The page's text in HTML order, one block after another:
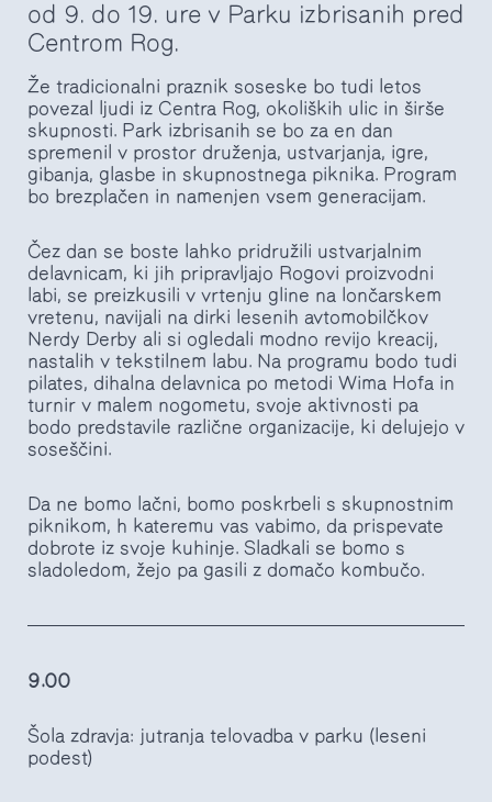
od 9. do 19. ure v Parku izbrisanih pred
Centrom Rog.
Že tradicionalni praznik soseske bo tudi letos
povezal ljudi iz Centra Rog, okoliških ulic in širše
skupnosti. Park izbrisanih se bo za en dan
spremenil v prostor druženja, ustvarjanja, igre,
gibanja, glasbe in skupnostnega piknika. Program
bo brezplačen in namenjen vsem generacijam.
Čez dan se boste lahko pridružili ustvarjalnim
delavnicam, ki jih pripravljajo Rogovi proizvodni
labi, se preizkusili v vrtenju gline na lončarskem
vretenu, navijali na dirki lesenih avtomobilčkov
Nerdy Derby ali si ogledali modno revijo kreacij,
nastalih v tekstilnem labu. Na programu bodo tudi
pilates, dihalna delavnica po metodi Wima Hofa in
turnir v malem nogometu, svoje aktivnosti pa
bodo predstavile različne organizacije, ki delujejo v
soseščini.
Da ne bomo lačni, bomo poskrbeli s skupnostnim
piknikom, h kateremu vas vabimo, da prispevate
dobrote iz svoje kuhinje. Sladkali se bomo s
sladoledom, žejo pa gasili z domačo kombučo.
9.00
Šola zdravja: jutranja telovadba v parku (leseni
podest)